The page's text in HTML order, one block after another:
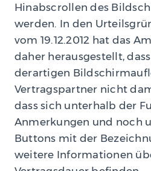
Hinabscrollen des
werden. In den
vom 19.12.2012 hat das
daher herausgestellt,
derartigen
Vertragspartner nicht
dass sich unterhalb der
Anmerkungen und noch
Buttons mit der
weitere Informationen